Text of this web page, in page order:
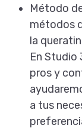
Método
métodos
la
En Studio
pros y
a tus